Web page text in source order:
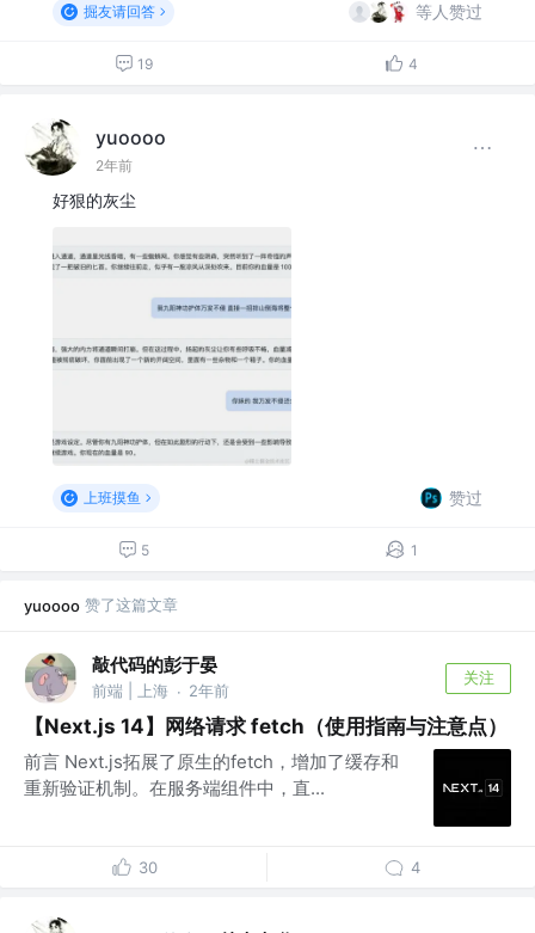
掘友请回答 等人赞过
19 4
yuoooo
2年前
好狠的灰尘
上班摸鱼 赞过
5 1
yuoooo 赞了这篇文章
敲代码的彭于晏
前端 | 上海 · 2年前
关注
【Next.js 14】网络请求 fetch（使用指南与注意点）
前言 Next.js拓展了原生的fetch，增加了缓存和
重新验证机制。在服务端组件中，直...
30 4